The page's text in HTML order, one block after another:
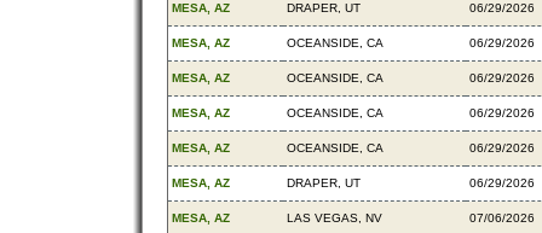
MESA, AZ DRAPER, UT 06/29/2026
MESA, AZ OCEANSIDE, CA 06/29/2026
MESA, AZ OCEANSIDE, CA 06/29/2026
MESA, AZ OCEANSIDE, CA 06/29/2026
MESA, AZ OCEANSIDE, CA 06/29/2026
MESA, AZ DRAPER, UT 06/29/2026
MESA, AZ LAS VEGAS, NV 07/06/2026